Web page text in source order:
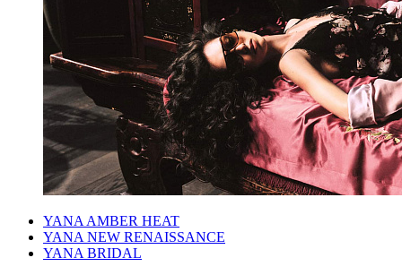
YANA AMBER HEAT
YANA NEW RENAISSANCE
YANA BRIDAL